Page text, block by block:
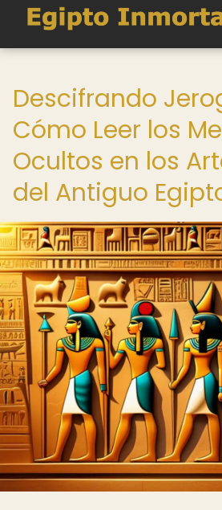
Descifrando
Cómo Leer los
Ocultos en los
del Antiguo